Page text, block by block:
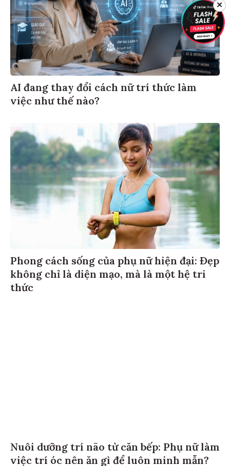
AI đang thay đổi cách nữ trí thức làm
việc như thế nào?
Phong cách sống của phụ nữ hiện đại: Đẹp
không chỉ là diện mạo, mà là một hệ tri
thức
Nuôi dưỡng trí não từ căn bếp: Phụ nữ làm
việc trí óc nên ăn gì để luôn minh mẫn?
✕